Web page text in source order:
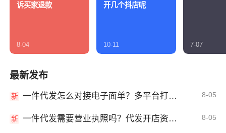
诉买家退款
8-04
开几个抖店呢
10-11 7-07
最新发布
新 一件代发怎么对接电子面单？多平台打单发货教程 8-05
新 一件代发需要营业执照吗？代发开店资质详解 8-05